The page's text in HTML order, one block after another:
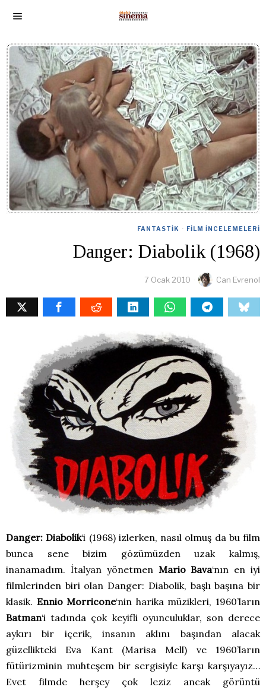
FANTASTIK · FILM İNCELEMELERI
Danger: Diabolik (1968)
7 Ocak 2010 Can Evrenol
Danger: Diabolik‘i (1968) izlerken, nasıl olmuş da bu film
bunca sene bizim gözümüzden uzak kalmış,
inanamadım. İtalyan yönetmen Mario Bava‘nın en iyi
filmlerinden biri olan Danger: Diabolik, başlı başına bir
klasik. Ennio Morricone‘nin harika müzikleri, 1960’ların
Batman‘i tadında çok keyifli oyunculuklar, son derece
aykırı bir içerik, insanın aklını başından alacak
güzellikteki Eva Kant (Marisa Mell) ve 1960’ların
fütürizminin muhteşem bir sergisiyle karşı karşıyayız…
Evet filmde herşey çok leziz ancak görüntü